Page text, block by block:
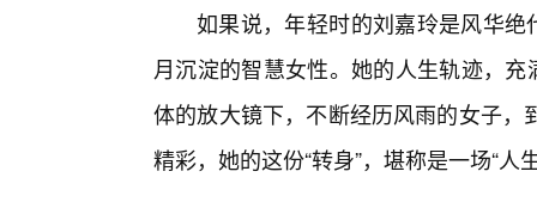
如果说，年轻时的刘嘉玲是风华绝
月沉淀的智慧女性。她的人生轨迹，
体的放大镜下，不断经历风雨的女子
精彩，她的这份“转身”，堪称是一场“人